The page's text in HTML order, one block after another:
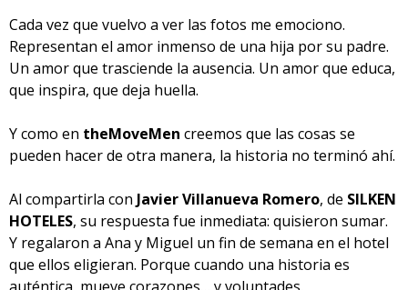
Cada vez que vuelvo a ver las fotos me emociono.
Representan el amor inmenso de una hija por su padre.
Un amor que trasciende la ausencia. Un amor que educa,
que inspira, que deja huella.
Y como en theMoveMen creemos que las cosas se
pueden hacer de otra manera, la historia no terminó ahí.
Al compartirla con Javier Villanueva Romero, de SILKEN
HOTELES, su respuesta fue inmediata: quisieron sumar.
Y regalaron a Ana y Miguel un fin de semana en el hotel
que ellos eligieran. Porque cuando una historia es